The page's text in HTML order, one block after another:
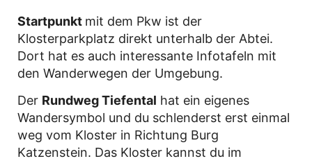
Startpunkt mit dem Pkw ist der
Klosterparkplatz direkt unterhalb der Abtei.
Dort hat es auch interessante Infotafeln mit
den Wanderwegen der Umgebung.
Der Rundweg Tiefental hat ein eigenes
Wandersymbol und du schlenderst erst einmal
weg vom Kloster in Richtung Burg
Katzenstein. Das Kloster kannst du im